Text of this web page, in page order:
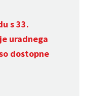
s 33.
uradnega
dostopne